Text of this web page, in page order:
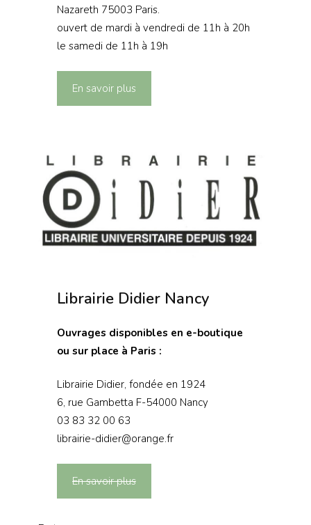
Nazareth 75003 Paris.
ouvert de mardi à vendredi de 11h à 20h
le samedi de 11h à 19h
En savoir plus
Librairie Didier Nancy
Ouvrages disponibles en e-boutique
ou sur place à Paris :
Librairie Didier, fondée en 1924
6, rue Gambetta F-54000 Nancy
03 83 32 00 63
librairie-didier@orange.fr
En savoir plus